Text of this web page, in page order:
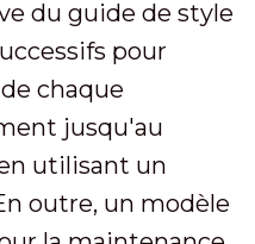
du guide de style
pour
chaque
jusqu'au
utilisant un
outre, un modèle